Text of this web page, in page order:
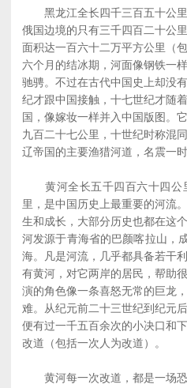
黑龙江全长四千三百五十公里
俄国边境的只有三千四百二十公
面积达一百六十二万平方公里（
六个月的结冰期，河面像钢铁一
驰骋。不过在古代中国史上却没
纪才跟中国接触，十七世纪才随
国，像嫁妆一样并入中国版图。
九百二十七公里，十世纪时称混
辽帝国的主要渔猎河道，名震一时
黄河全长五千四百六十四公
里，是中国历史上最重要的河流
生和成长，大部分历史也都在这
河发源于青海省的巴颜喀拉山，
海。凡是河流，几乎都具备若干
有黄河，对它两岸的居民，帮助
演的角色像一条喜怒无常的巨龙
难。从纪元前二十三世纪到纪元
便有过一千五百余次的小决口和
改道（包括一次人为改道）。
黄河每一次改道，都是一场恐